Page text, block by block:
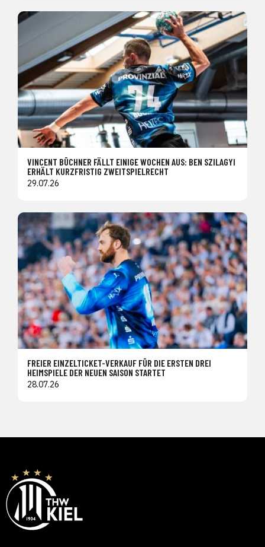
VINCENT BÜCHNER FÄLLT EINIGE WOCHEN AUS: BEN SZILAGYI
ERHÄLT KURZFRISTIG ZWEITSPIELRECHT
29.07.26
FREIER EINZELTICKET-VERKAUF FÜR DIE ERSTEN DREI
HEIMSPIELE DER NEUEN SAISON STARTET
28.07.26